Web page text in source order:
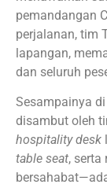
pemandangan
perjalanan, tim
lapangan,
dan seluruh
Sesampainya
disambut oleh
hospitality desk
table seat, serta